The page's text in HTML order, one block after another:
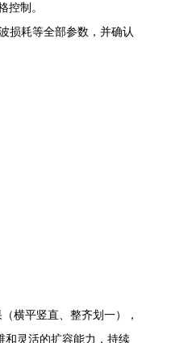
控制。
损耗等全部参数，并确认
横平竖直、整齐划一），
和灵活的扩容能力，持续